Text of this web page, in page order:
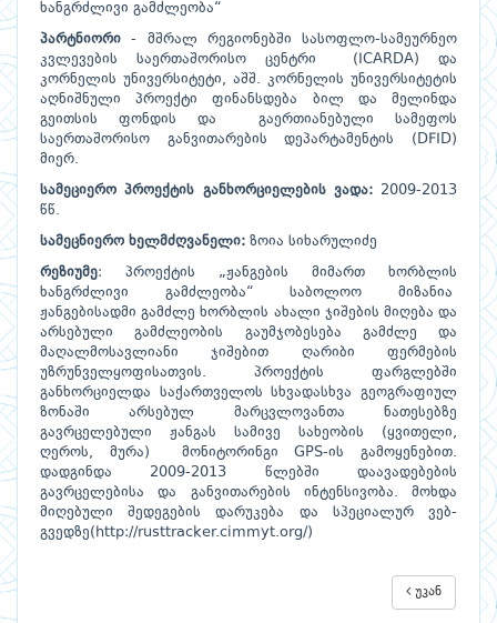
ხანგრძლივი გამძლეობა“
პარტნიორი - მშრალ რეგიონებში სასოფლო-სამეურნეო
კვლევების საერთაშორისო ცენტრი (ICARDA) და
კორნელის უნივერსიტეტი, აშშ. კორნელის უნივერსიტეტის
აღნიშნული პროექტი ფინანსდება ბილ და მელინდა
გეითსის ფონდის და გაერთიანებული სამეფოს
საერთაშორისო განვითარების დეპარტამენტის (DFID)
მიერ.
სამეციერო პროექტის განხორციელების ვადა:2009-2013
წწ.
სამეცნიერო ხელმძღვანელი: ზოია სიხარულიძე
რეზიუმე: პროექტის „ჟანგების მიმართ ხორბლის
ხანგრძლივი გამძლეობა“ საბოლოო მიზანია
ჟანგებისადმი გამძლე ხორბლის ახალი ჯიშების მიღება და
არსებული გამძლეობის გაუმჯობესება გამძლე და
მაღალმოსავლიანი ჯიშებით ღარიბი ფერმების
უზრუნველყოფისათვის. პროექტის ფარგლებში
განხორციელდა საქართველოს სხვადასხვა გეოგრაფიულ
ზონაში არსებულ მარცვლოვანთა ნათესებზე
გავრცელებული ჟანგას სამივე სახეობის (ყვითელი,
ღეროს, მურა) მონიტორინგი GPS-ის გამოყენებით.
დადგინდა 2009-2013 წლებში დაავადებების
გავრცელებისა და განვითარების ინტენსივობა. მოხდა
მიღებული შედეგების დარუკება და სპეციალურ ვებ-
გვედზე(http://rusttracker.cimmyt.org/)
უკან